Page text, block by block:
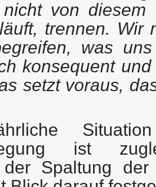
von diesem
trennen. Wir
was
konsequent
setzt voraus,
ist
der Spaltung